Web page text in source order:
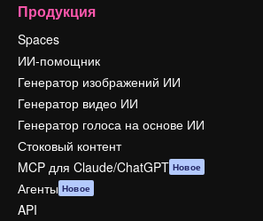
Продукция
Spaces
ИИ-помощник
Генератор изображений ИИ
Генератор видео ИИ
Генератор голоса на основе ИИ
Стоковый контент
MCP для Claude/ChatGPT Новое
Агенты Новое
API